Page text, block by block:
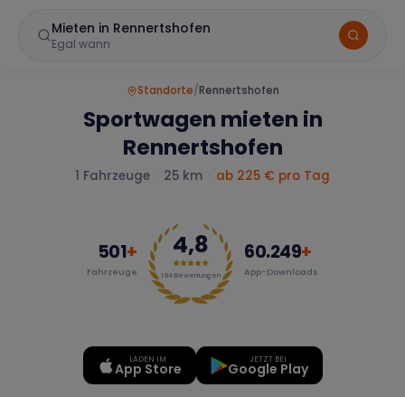
Mieten in Rennertshofen
Egal wann
Marke
Standorte/Rennertshofen
Sportwagen mieten in
Rennertshofen
1 Fahrzeuge 25 km ab 225 € pro Tag
501+
Fahrzeuge
4,8
194Bewertungen
60.249+
App-Downloads
LADEN IM
App Store
JETZT BEI
Google Play